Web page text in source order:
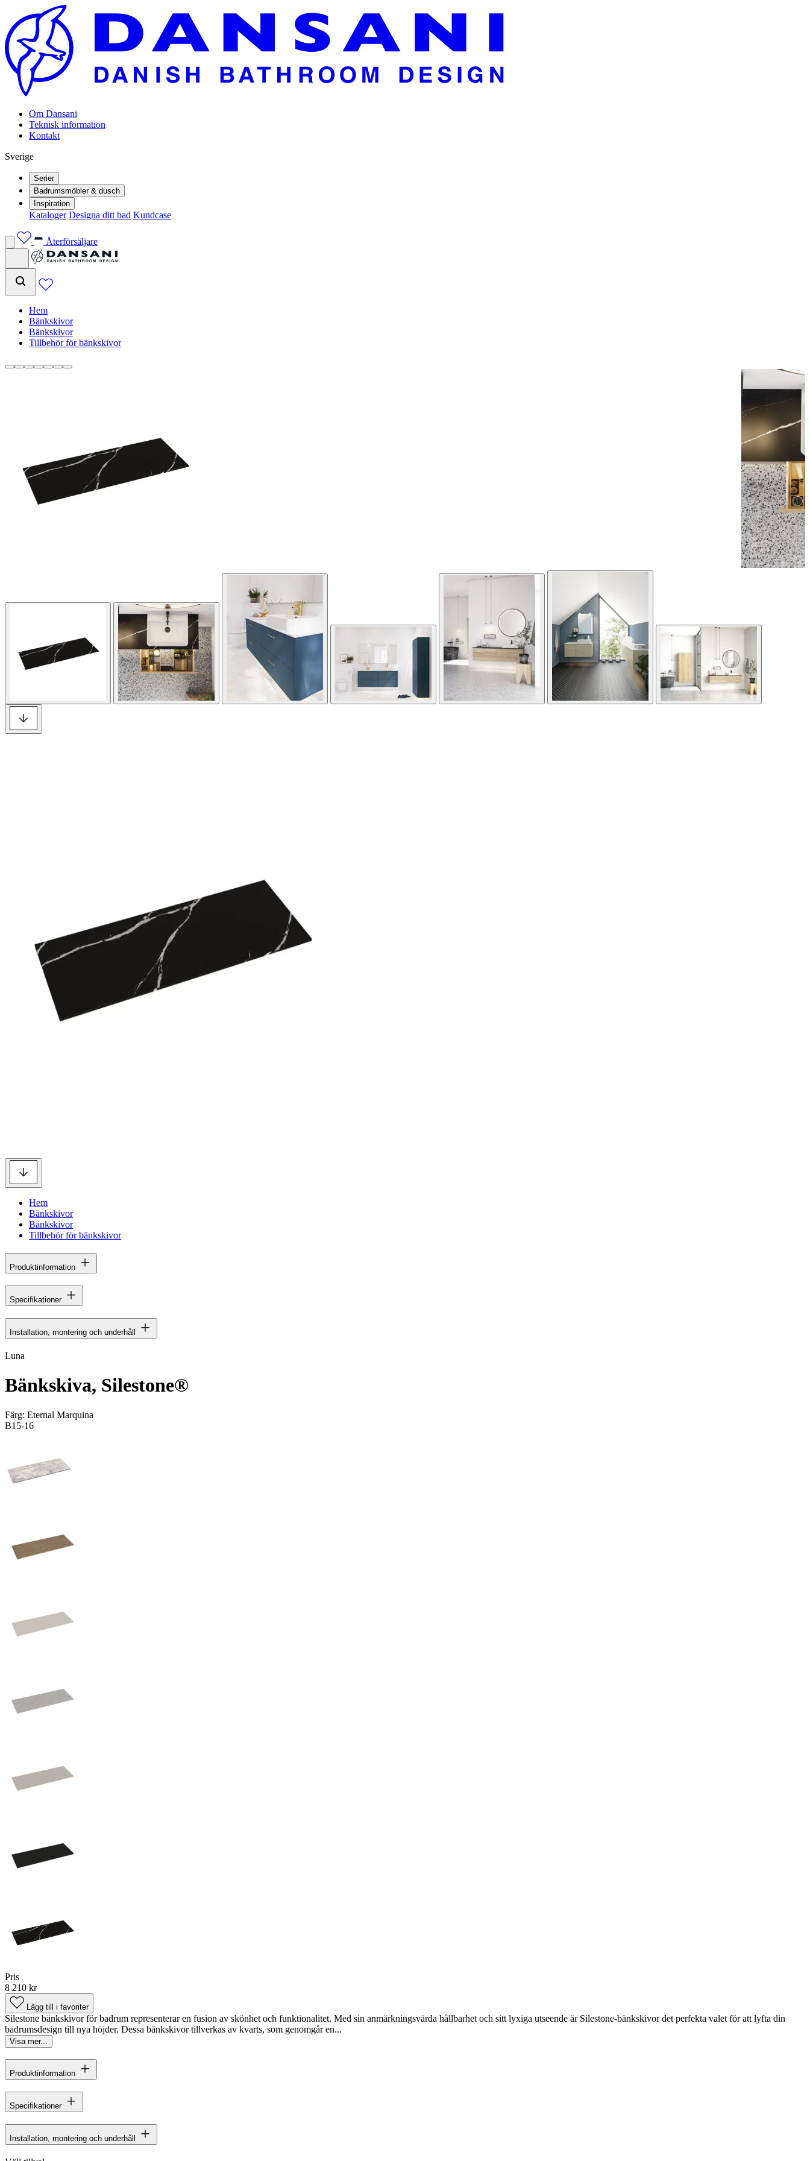
Om Dansani
Teknisk information
Kontakt
Sverige
Serier
Badrumsmöbler & dusch
Inspiration
Kataloger Designa ditt bad Kundcase
Återförsäljare
Hem
Bänkskivor
Bänkskivor
Tillbehör för bänkskivor
Hem
Bänkskivor
Bänkskivor
Tillbehör för bänkskivor
Produktinformation
Specifikationer
Installation, montering och underhåll
Luna
Bänkskiva, Silestone®
Färg: Eternal Marquina
B15-16
Pris
8 210 kr
Lägg till i favoriter
Silestone bänkskivor för badrum representerar en fusion av skönhet och funktionalitet. Med sin anmärkningsvärda hållbarhet och sitt lyxiga utseende är Silestone-bänkskivor det perfekta valet för att lyfta din
badrumsdesign till nya höjder. Dessa bänkskivor tillverkas av kvarts, som genomgår en...
Visa mer...
Produktinformation
Specifikationer
Installation, montering och underhåll